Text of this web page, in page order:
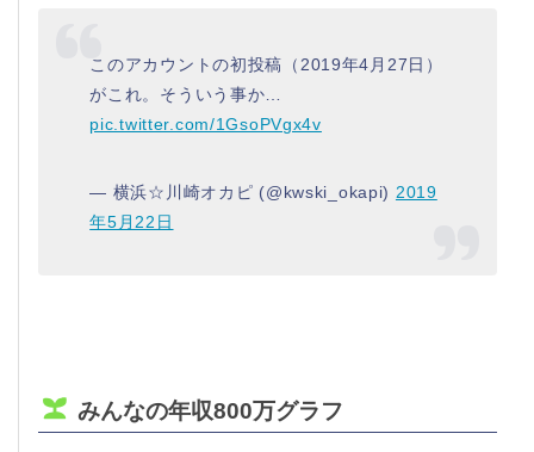
このアカウントの初投稿（2019年4月27日）
がこれ。そういう事か…
pic.twitter.com/1GsoPVgx4v
— 横浜☆川崎オカピ (@kwski_okapi) 2019
年5月22日
みんなの年収800万グラフ